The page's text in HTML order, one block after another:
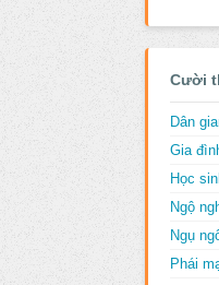
Cười
Dân
Gia
Học
Ngộ
Ngụ
Phái